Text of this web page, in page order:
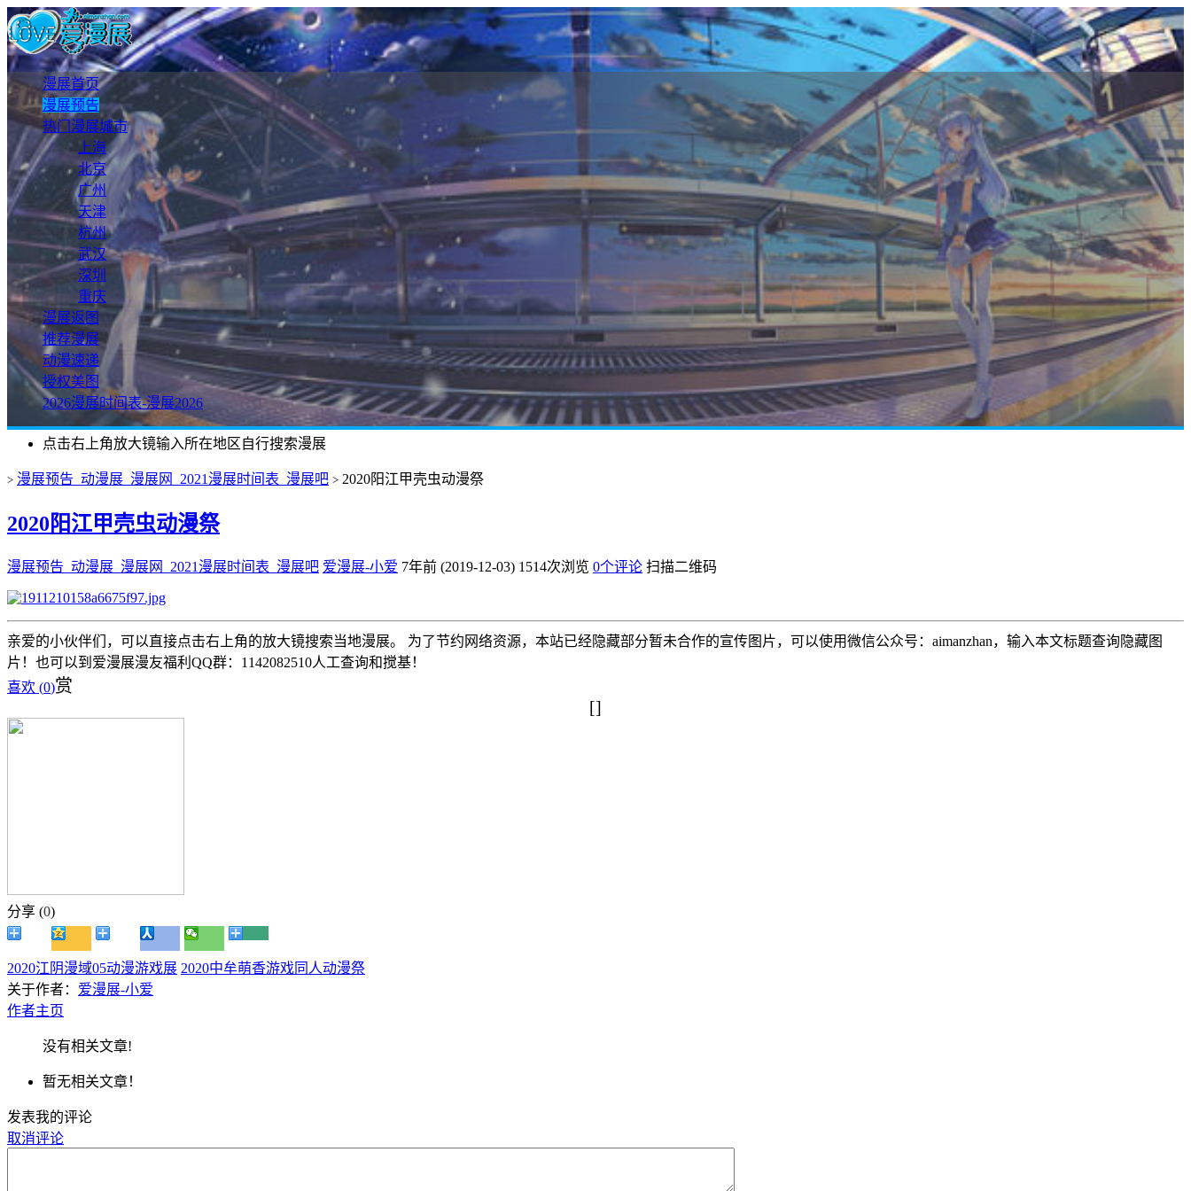
漫展首页
漫展预告
热门漫展城市
上海
北京
广州
天津
杭州
武汉
深圳
重庆
漫展返图
推荐漫展
动漫速递
授权美图
2026漫展时间表-漫展2026
点击右上角放大镜输入所在地区自行搜索漫展
> 漫展预告_动漫展_漫展网_2021漫展时间表_漫展吧 > 2020阳江甲壳虫动漫祭
2020阳江甲壳虫动漫祭
漫展预告_动漫展_漫展网_2021漫展时间表_漫展吧 爱漫展-小爱 7年前 (2019-12-03) 1514次浏览 0个评论 扫描二维码
亲爱的小伙伴们，可以直接点击右上角的放大镜搜索当地漫展。 为了节约网络资源，本站已经隐藏部分暂未合作的宣传图片，可以使用微信公众号：aimanzhan，输入本文标题查询隐藏图
片！也可以到爱漫展漫友福利QQ群：1142082510人工查询和搅基！
喜欢 (0)赏
[]
分享 (0)
2020江阴漫域05动漫游戏展 2020中牟萌香游戏同人动漫祭
关于作者： 爱漫展-小爱
作者主页
没有相关文章!
暂无相关文章！
发表我的评论
取消评论